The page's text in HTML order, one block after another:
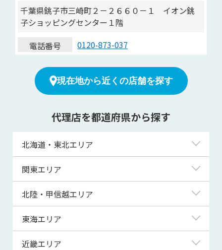
千葉県銚子市三崎町２－２６６０－１ イオン銚
子ショッピングセンター１階
電話番号
0120-873-037
現在地から近くの店舗を探す
代理店を都道府県から探す
北海道・東北エリア
北海道
青森県
宮城県
関東エリア
東京都
神奈川県
埼玉県
北陸・甲信越エリア
新潟県
富山県
東海エリア
岐阜県
近畿エリア